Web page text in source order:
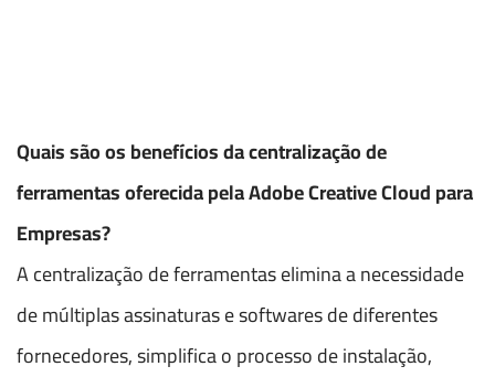
Quais são os benefícios da centralização de
ferramentas oferecida pela Adobe Creative Cloud para
Empresas?
A centralização de ferramentas elimina a necessidade
de múltiplas assinaturas e softwares de diferentes
fornecedores, simplifica o processo de instalação,